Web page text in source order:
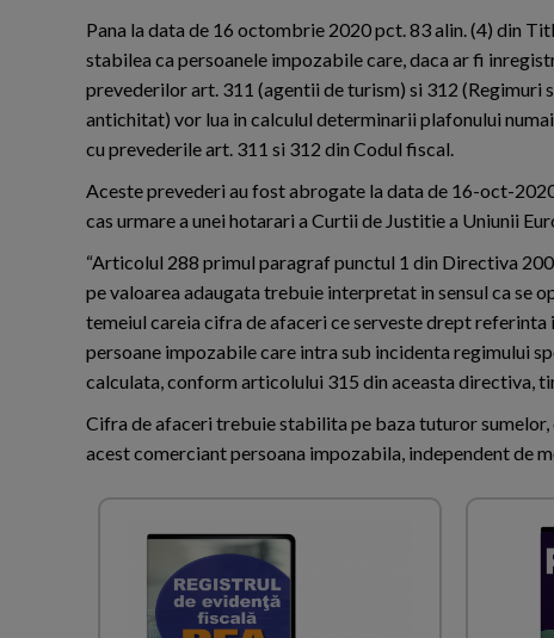
Pana la data de 16 octombrie 2020 pct. 83 alin. (4) din
stabilea ca persoanele impozabile care, daca ar fi
prevederilor art. 311 (agentii de turism) si 312 (Regimuri
antichitat) vor lua in calculul determinarii plafonului
cu prevederile art. 311 si 312 din Codul fiscal.
Aceste prevederi au fost abrogate la data de 16-oct-
cas urmare a unei hotarari a Curtii de Justitie a Uniunii
“Articolul 288 primul paragraf punctul 1 din Directiva
pe valoarea adaugata trebuie interpretat in sensul ca se
temeiul careia cifra de afaceri ce serveste drept
persoane impozabile care intra sub incidenta regimului
calculata, conform articolului 315 din aceasta directiva,
Cifra de afaceri trebuie stabilita pe baza tuturor sumelor,
acest comerciant persoana impozabila, independent de